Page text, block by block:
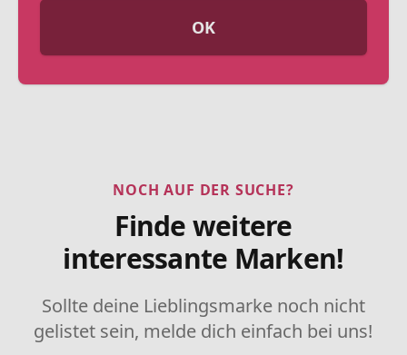
OK
NOCH AUF DER SUCHE?
Finde weitere
interessante Marken!
Sollte deine Lieblingsmarke noch nicht
gelistet sein, melde dich einfach bei uns!